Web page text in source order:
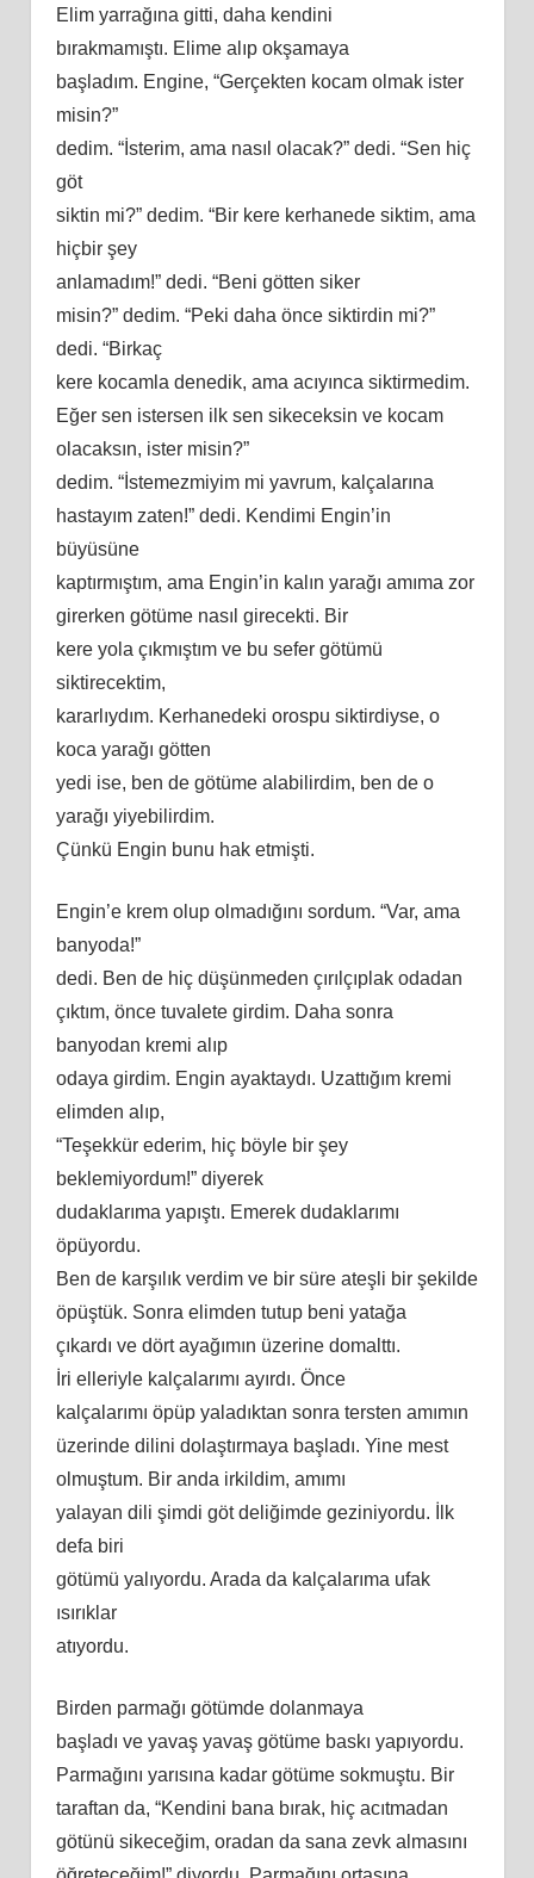
Elim yarrağına gitti, daha kendini
bırakmamıştı. Elime alıp okşamaya
başladım. Engine, “Gerçekten kocam olmak ister
misin?”
dedim. “İsterim, ama nasıl olacak?” dedi. “Sen hiç
göt
siktin mi?” dedim. “Bir kere kerhanede siktim, ama
hiçbir şey
anlamadım!” dedi. “Beni götten siker
misin?” dedim. “Peki daha önce siktirdin mi?”
dedi. “Birkaç
kere kocamla denedik, ama acıyınca siktirmedim.
Eğer sen istersen ilk sen sikeceksin ve kocam
olacaksın, ister misin?”
dedim. “İstemezmiyim mi yavrum, kalçalarına
hastayım zaten!” dedi. Kendimi Engin’in
büyüsüne
kaptırmıştım, ama Engin’in kalın yarağı amıma zor
girerken götüme nasıl girecekti. Bir
kere yola çıkmıştım ve bu sefer götümü
siktirecektim,
kararlıydım. Kerhanedeki orospu siktirdiyse, o
koca yarağı götten
yedi ise, ben de götüme alabilirdim, ben de o
yarağı yiyebilirdim.
Çünkü Engin bunu hak etmişti.
Engin’e krem olup olmadığını sordum. “Var, ama
banyoda!”
dedi. Ben de hiç düşünmeden çırılçıplak odadan
çıktım, önce tuvalete girdim. Daha sonra
banyodan kremi alıp
odaya girdim. Engin ayaktaydı. Uzattığım kremi
elimden alıp,
“Teşekkür ederim, hiç böyle bir şey
beklemiyordum!” diyerek
dudaklarıma yapıştı. Emerek dudaklarımı
öpüyordu.
Ben de karşılık verdim ve bir süre ateşli bir şekilde
öpüştük. Sonra elimden tutup beni yatağa
çıkardı ve dört ayağımın üzerine domalttı.
İri elleriyle kalçalarımı ayırdı. Önce
kalçalarımı öpüp yaladıktan sonra tersten amımın
üzerinde dilini dolaştırmaya başladı. Yine mest
olmuştum. Bir anda irkildim, amımı
yalayan dili şimdi göt deliğimde geziniyordu. İlk
defa biri
götümü yalıyordu. Arada da kalçalarıma ufak
ısırıklar
atıyordu.
Birden parmağı götümde dolanmaya
başladı ve yavaş yavaş götüme baskı yapıyordu.
Parmağını yarısına kadar götüme sokmuştu. Bir
taraftan da, “Kendini bana bırak, hiç acıtmadan
götünü sikeceğim, oradan da sana zevk almasını